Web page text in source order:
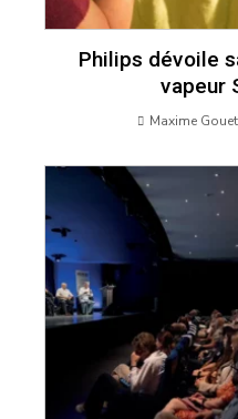
Philips dévoile
vapeur
Maxime Gouet